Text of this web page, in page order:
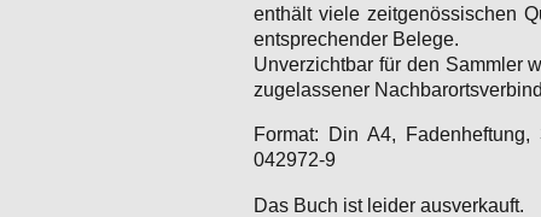
enthält viele zeitgenössischen
entsprechender Belege.
Unverzichtbar für den Sammler
zugelassener
Format: Din A4,
042972-9
Das Buch ist leider ausverkauft.